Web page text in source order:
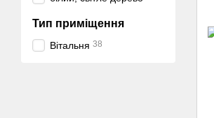
Тип приміщення
Вітальня 38